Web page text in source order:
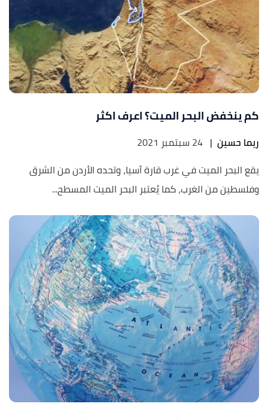
كم ينخفض البحر الميت؟ اعرف اكثر
ريما حسين | 24 سبتمبر 2021
يقع البحر الميت في غرب قارة آسيا، وتحده الأردن من الشرق
وفلسطين من الغرب، كما يُعتبر البحر الميت المسطح...